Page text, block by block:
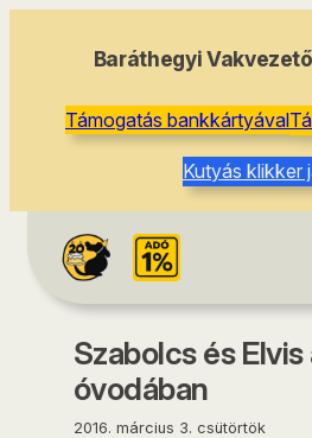
Baráthegyi
Támogatás bankkártyával
Kutyás klikker
Szabolcs és Elvis
óvodában
2016. március 3. csütörtök